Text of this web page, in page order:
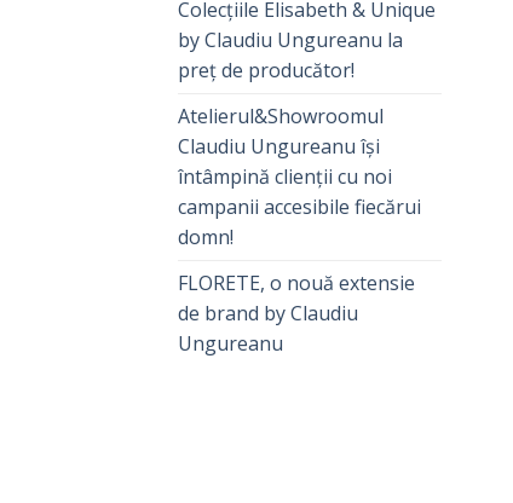
Colecțiile Elisabeth & Unique
by Claudiu Ungureanu la
preț de producător!
Atelierul&Showroomul
Claudiu Ungureanu își
întâmpină clienții cu noi
campanii accesibile fiecărui
domn!
FLORETE, o nouă extensie
de brand by Claudiu
Ungureanu